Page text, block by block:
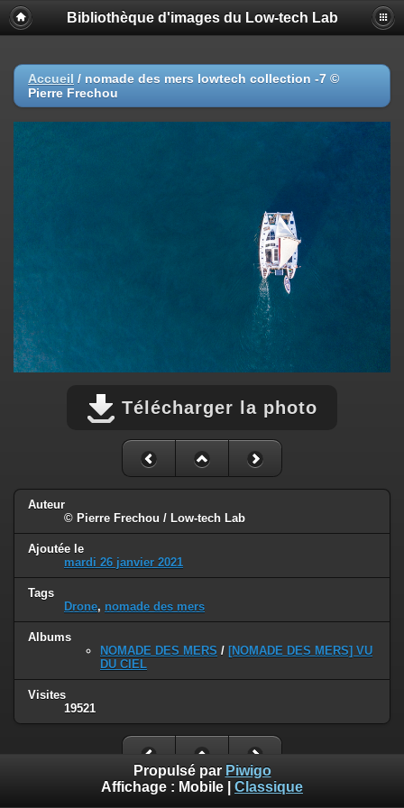
Bibliothèque d'images du Low-tech Lab
Accueil / nomade des mers lowtech collection -7 ©
Pierre Frechou
Télécharger la photo
Auteur
© Pierre Frechou / Low-tech Lab
Ajoutée le
mardi 26 janvier 2021
Tags
Drone, nomade des mers
Albums
NOMADE DES MERS / [NOMADE DES MERS] VU
DU CIEL
Visites
19521
Propulsé par Piwigo
Affichage : Mobile Classique